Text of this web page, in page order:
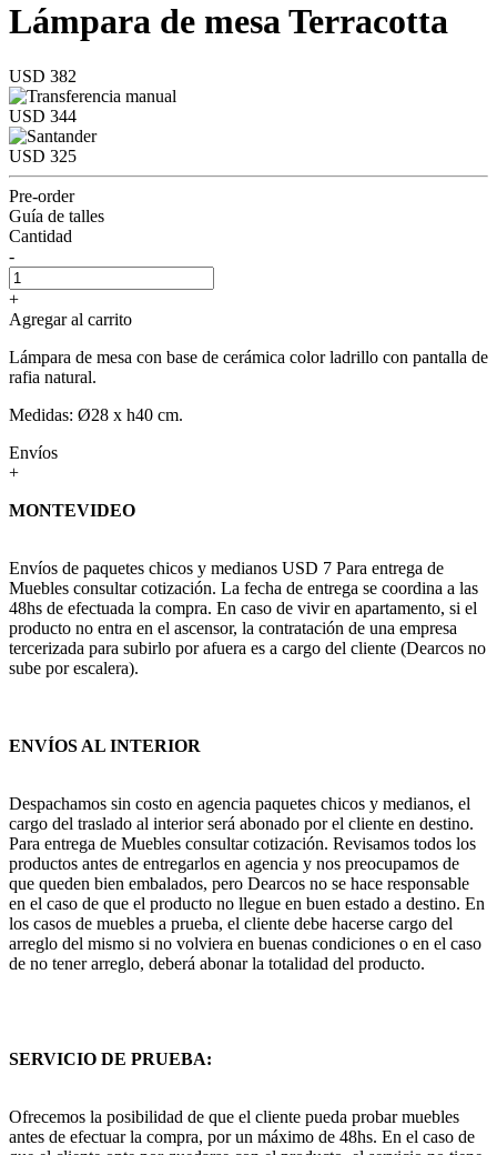
Lámpara de mesa Terracotta
USD 382
USD 344
USD 325
Pre-order
Guía de talles
Cantidad
-
+
Agregar al carrito
Lámpara de mesa con base de cerámica color ladrillo con pantalla de
rafia natural.
Medidas: Ø28 x h40 cm.
Envíos
+
MONTEVIDEO
Envíos de paquetes chicos y medianos USD 7 Para entrega de
Muebles consultar cotización. La fecha de entrega se coordina a las
48hs de efectuada la compra. En caso de vivir en apartamento, si el
producto no entra en el ascensor, la contratación de una empresa
tercerizada para subirlo por afuera es a cargo del cliente (Dearcos no
sube por escalera).
ENVÍOS AL INTERIOR
Despachamos sin costo en agencia paquetes chicos y medianos, el
cargo del traslado al interior será abonado por el cliente en destino.
Para entrega de Muebles consultar cotización. Revisamos todos los
productos antes de entregarlos en agencia y nos preocupamos de
que queden bien embalados, pero Dearcos no se hace responsable
en el caso de que el producto no llegue en buen estado a destino. En
los casos de muebles a prueba, el cliente debe hacerse cargo del
arreglo del mismo si no volviera en buenas condiciones o en el caso
de no tener arreglo, deberá abonar la totalidad del producto.
SERVICIO DE PRUEBA:
Ofrecemos la posibilidad de que el cliente pueda probar muebles
antes de efectuar la compra, por un máximo de 48hs. En el caso de